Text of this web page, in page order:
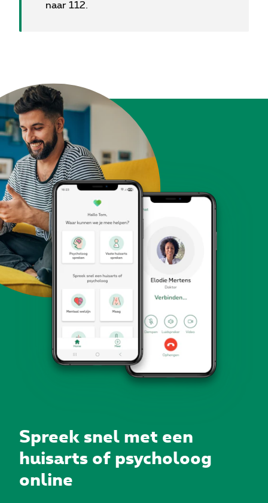
naar 112.
Spreek snel met een
huisarts of psycholoog
online